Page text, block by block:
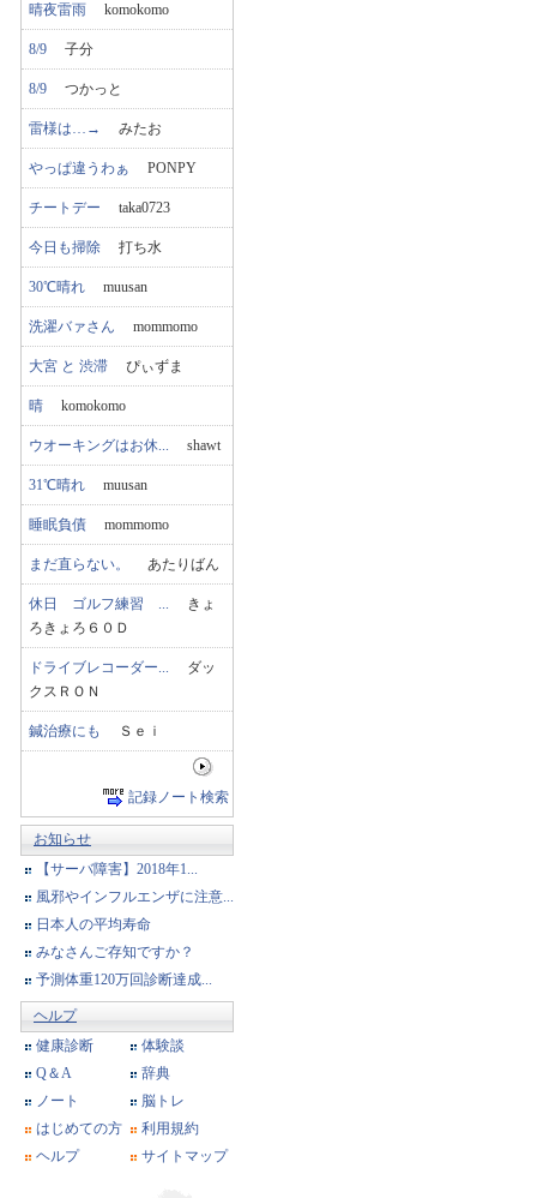
晴夜雷雨 komokomo
8/9 子分
8/9 つかっと
雷様は…→ みたお
やっぱ違うわぁ PONPY
チートデー taka0723
今日も掃除 打ち水
30℃晴れ muusan
洗濯バァさん mommomo
大宮 と 渋滞 ぴぃずま
晴 komokomo
ウオーキングはお休... shawt
31℃晴れ muusan
睡眠負債 mommomo
まだ直らない。 あたりばん
休日 ゴルフ練習 ... きょ
ろきょろ６０Ｄ
ドライブレコーダー... ダッ
クスＲＯＮ
鍼治療にも Ｓｅｉ
記録ノート検索
お知らせ
【サーバ障害】2018年1...
風邪やインフルエンザに注意...
日本人の平均寿命
みなさんご存知ですか？
予測体重120万回診断達成...
ヘルプ
健康診断
体験談
Q＆A
辞典
ノート
脳トレ
はじめての方
利用規約
ヘルプ
サイトマップ